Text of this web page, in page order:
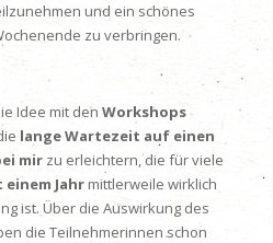
und ein schönes
zu verbringen.
Idee mit den Workshops
lange Wartezeit auf einen
mir zu erleichtern, die für viele
einem Jahrmittlerweile wirklich
ist. Über die Auswirkung des
die Teilnehmerinnen schon